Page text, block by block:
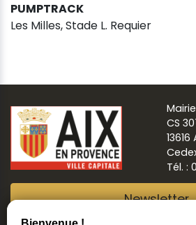
PUMPTRACK
Les Milles, Stade L. Requier
CS
Tél. :
Newsletter